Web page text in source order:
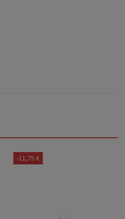
-11,75 €